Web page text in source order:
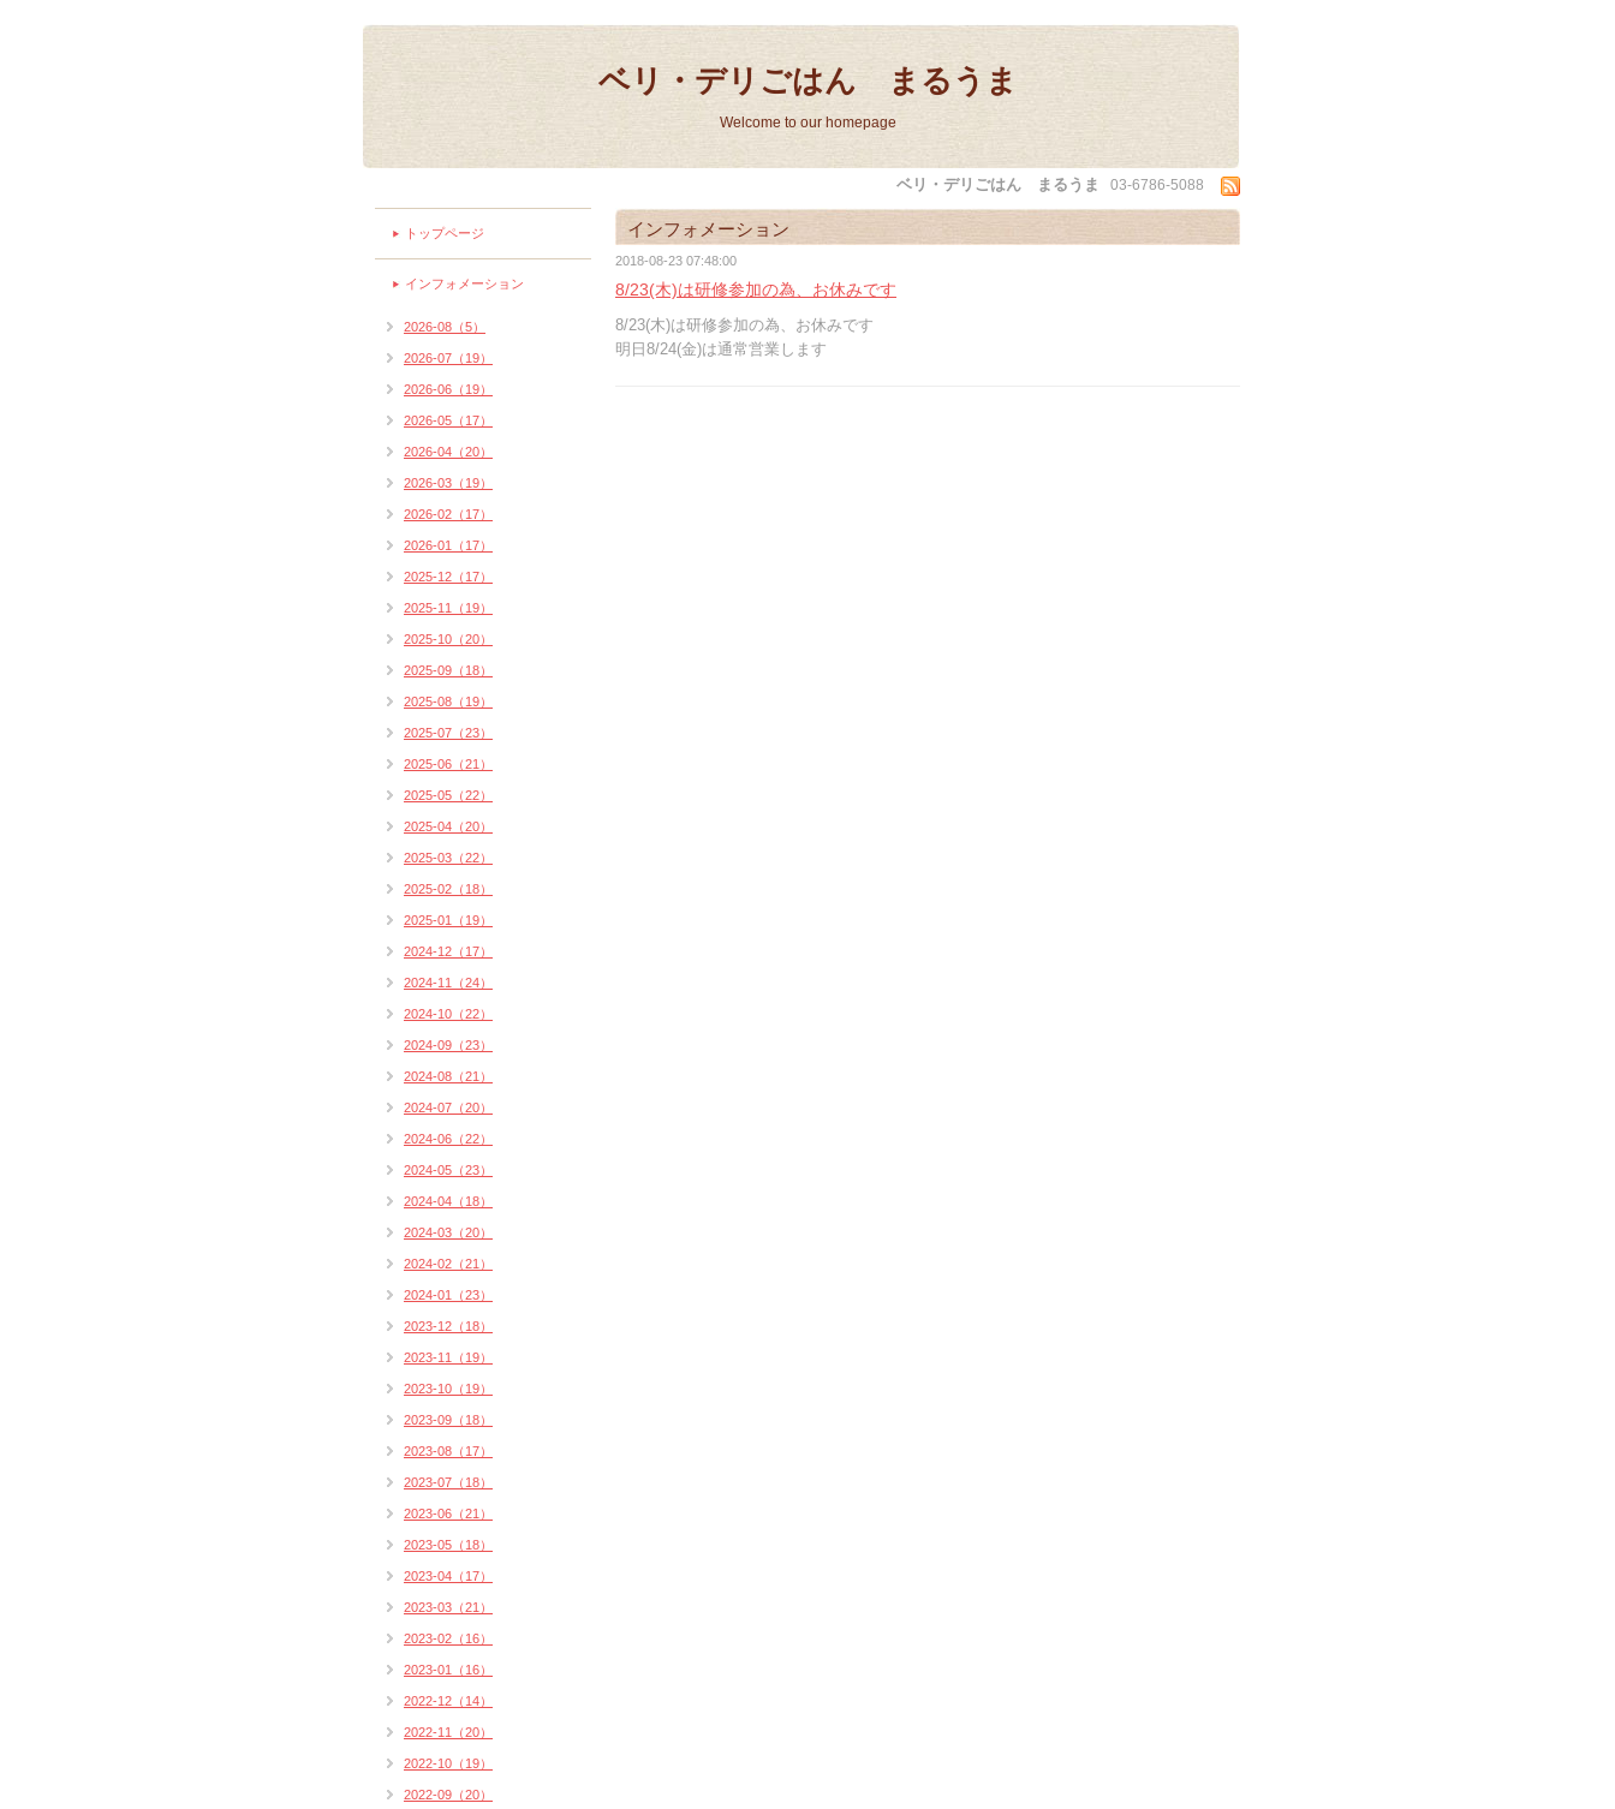
ベリ・デリごはん まるうま
Welcome to our homepage
ベリ・デリごはん まるうま 03-6786-5088
インフォメーション
2018-08-23 07:48:00
8/23(木)は研修参加の為、お休みです
8/23(木)は研修参加の為、お休みです
明日8/24(金)は通常営業します
トップページ
インフォメーション
2026-08（5）
2026-07（19）
2026-06（19）
2026-05（17）
2026-04（20）
2026-03（19）
2026-02（17）
2026-01（17）
2025-12（17）
2025-11（19）
2025-10（20）
2025-09（18）
2025-08（19）
2025-07（23）
2025-06（21）
2025-05（22）
2025-04（20）
2025-03（22）
2025-02（18）
2025-01（19）
2024-12（17）
2024-11（24）
2024-10（22）
2024-09（23）
2024-08（21）
2024-07（20）
2024-06（22）
2024-05（23）
2024-04（18）
2024-03（20）
2024-02（21）
2024-01（23）
2023-12（18）
2023-11（19）
2023-10（19）
2023-09（18）
2023-08（17）
2023-07（18）
2023-06（21）
2023-05（18）
2023-04（17）
2023-03（21）
2023-02（16）
2023-01（16）
2022-12（14）
2022-11（20）
2022-10（19）
2022-09（20）